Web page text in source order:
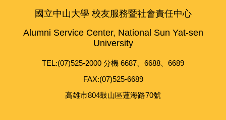
國立中山大學 校友服務暨社會責任中心
Alumni Service Center, National Sun Yat-sen
University
TEL:(07)525-2000 分機 6687、6688、6689
FAX:(07)525-6689
高雄市804鼓山區蓮海路70號